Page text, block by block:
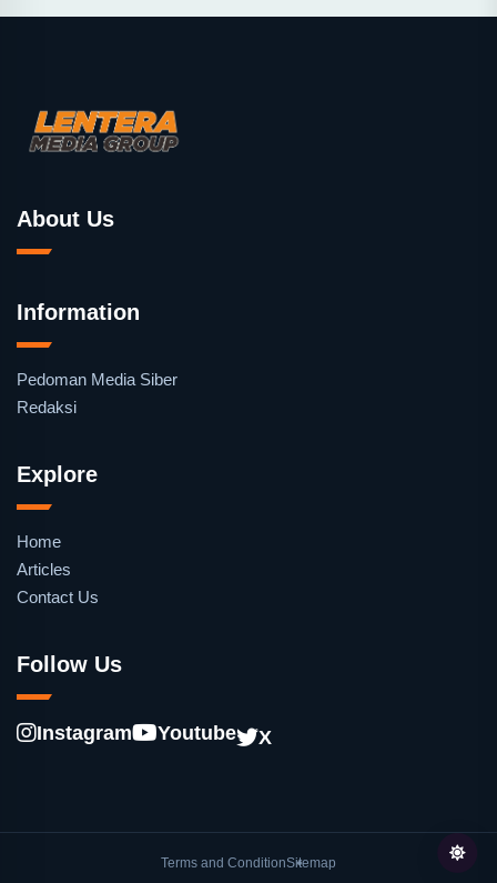
About Us
Information
Pedoman Media Siber
Redaksi
Explore
Home
Articles
Contact Us
Follow Us
Instagram Youtube X
Terms and ConditionSitemap